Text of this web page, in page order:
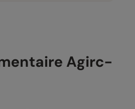
Agirc-